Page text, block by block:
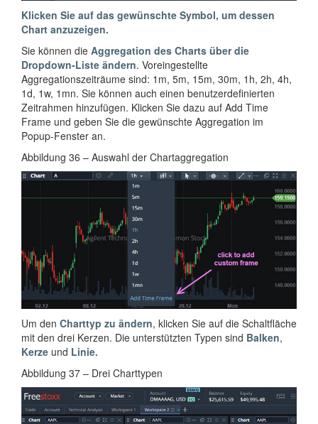
Klicken Sie auf das gewünschte Symbol, um dessen
Chart anzuzeigen.
Sie können die Aggregation des Charts über die
Dropdown-Liste ändern. Voreingestellte
Aggregationszeiträume sind: 1m, 5m, 15m, 30m, 1h, 2h, 4h,
1d, 1w, 1mn. Sie können auch einen benutzerdefinierten
Zeitrahmen hinzufügen. Klicken Sie dazu auf Add Time
Frame und geben Sie die gewünschte Aggregation im
Popup-Fenster an.
Abbildung 36 – Auswahl der Chartaggregation
Um den Charttyp zu ändern, klicken Sie auf die Schaltfläche
mit den drei Kerzen. Die unterstützten Typen sind Balken,
Kerze und Linie.
Abbildung 37 – Drei Charttypen